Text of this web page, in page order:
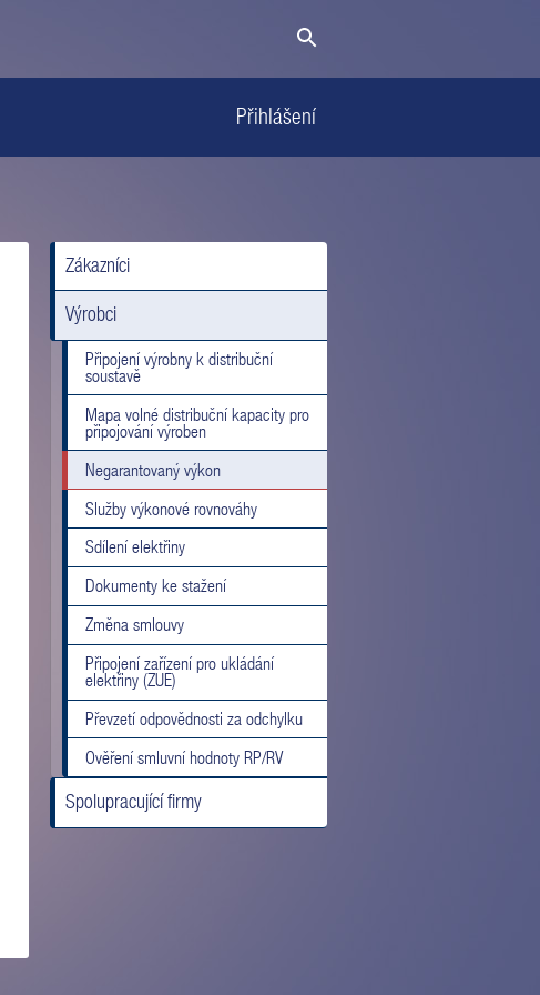
Přihlášení
Zákazníci
Výrobci
Připojení výrobny k distribuční
soustavě
Mapa volné distribuční kapacity pro
připojování výroben
Negarantovaný výkon
Služby výkonové rovnováhy
Sdílení elektřiny
Dokumenty ke stažení
Změna smlouvy
Připojení zařízení pro ukládání
elektřiny (ZUE)
Převzetí odpovědnosti za odchylku
Ověření smluvní hodnoty RP/RV
Spolupracující firmy